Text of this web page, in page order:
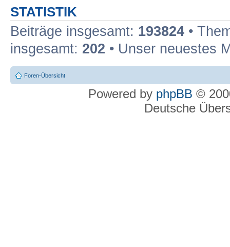
STATISTIK
Beiträge insgesamt: 193824 •
insgesamt: 202 • Unser neuestes
Foren-Übersicht
Powered by phpBB ©
Deutsche